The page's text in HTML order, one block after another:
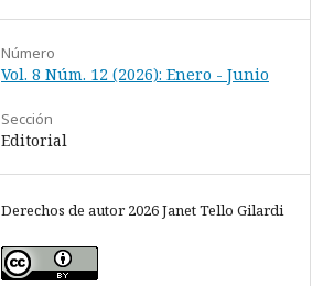
Número
Vol. 8 Núm. 12 (2026): Enero - Junio
Sección
Editorial
Derechos de autor 2026 Janet Tello Gilardi